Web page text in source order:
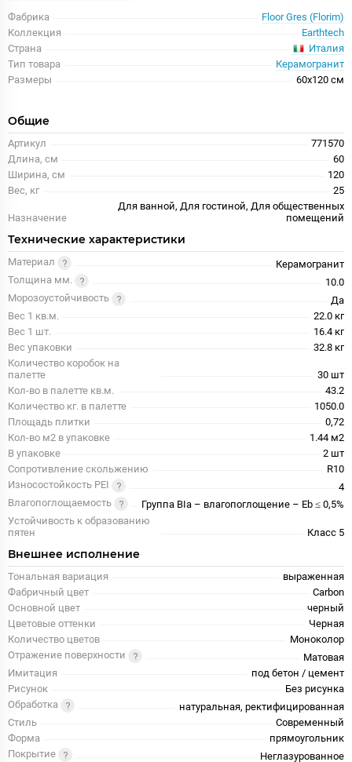
Фабрика
Floor Gres (Florim)
Коллекция
Earthtech
Страна
Италия
Тип товара
Керамогранит
Размеры
60x120 см
Общие
Артикул
771570
Длина, см
60
Ширина, см
120
Вес, кг
25
Назначение
Для ванной, Для гостиной, Для общественных
помещений
Технические характеристики
Материал
Керамогранит
Толщина мм.
10.0
Морозоустойчивость
Да
Вес 1 кв.м.
22.0 кг
Вес 1 шт.
16.4 кг
Вес упаковки
32.8 кг
Количество коробок на
палетте
30 шт
Кол-во в палетте кв.м.
43.2
Количество кг. в палетте
1050.0
Площадь плитки
0,72
Кол-во м2 в упаковке
1.44 м2
В упаковке
2 шт
Сопротивление скольжению
R10
Износостойкость PEI
4
Влагопоглощаемость
Группа BIa – влагопоглощение – Eb ≤ 0,5%
Устойчивость к образованию
пятен
Класс 5
Внешнее исполнение
Тональная вариация
выраженная
Фабричный цвет
Carbon
Основной цвет
черный
Цветовые оттенки
Черная
Количество цветов
Моноколор
Отражение поверхности
Матовая
Имитация
под бетон / цемент
Рисунок
Без рисунка
Обработка
натуральная, ректифицированная
Стиль
Современный
Форма
прямоугольник
Покрытие
Неглазурованное